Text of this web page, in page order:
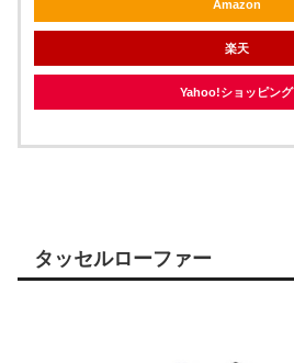
Amazon
楽天
Yahoo!ショッピング
タッセルローファー